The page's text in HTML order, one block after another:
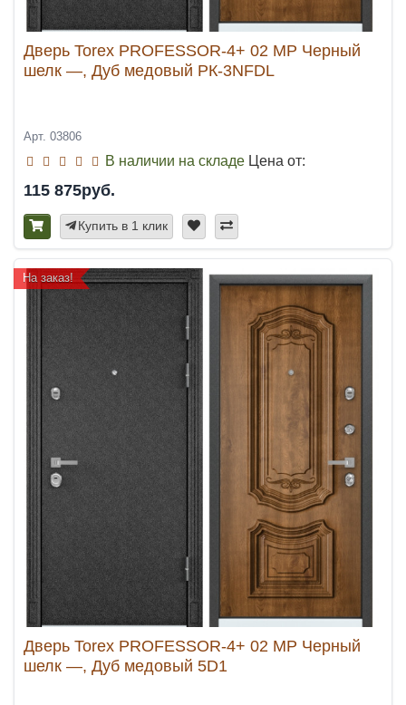
Дверь Torex PROFESSOR-4+ 02 MP Черный
шелк —, Дуб медовый РК-3NFDL
Арт. 03806
В наличии на складе Цена от:
115 875руб.
Купить в 1 клик
На заказ!
Дверь Torex PROFESSOR-4+ 02 MP Черный
шелк —, Дуб медовый 5D1